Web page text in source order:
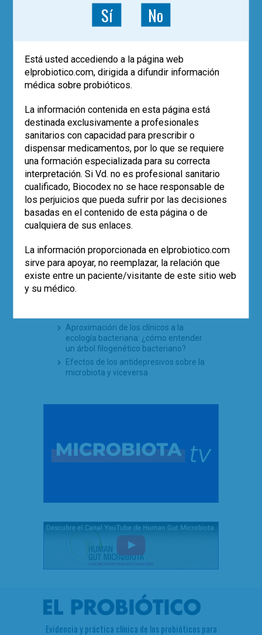
POST RECIENTES
papel deSaccharomyces boulardii
CNCM I-745 en la erradicación deH.
pylori
adversidad
El uso de probióticos aumenta, pero…
¿quién los recomienda?
Empleo de la cepaSaccharomyces
CNCM I-745 en la prevención
de la diarrea asociada a antibióticos
en pediatría (estudio SABURA)
El largo camino iberolatinoamericano
de la microbiota en 2025
Brote de colitis ulcerosa y Clostridium
difficile
The American Gut Project
Aproximación de los clínicos a la
ecología bacteriana: ¿cómo entender
un árbol filogenético bacteriano?
Efectos de los antidepresivos sobre la
microbiota y viceversa
Evidencia y práctica clínica de los probióticos para
Sí No
Está usted accediendo a la página web
elprobiotico.com, dirigida a difundir información
médica sobre probióticos.
La información contenida en esta página está
destinada exclusivamente a profesionales
sanitarios con capacidad para prescribir o
dispensar medicamentos, por lo que se requiere
una formación especializada para su correcta
interpretación. Si Vd. no es profesional sanitario
cualificado, Biocodex no se hace responsable de
los perjuicios que pueda sufrir por las decisiones
basadas en el contenido de esta página o de
cualquiera de sus enlaces.
La información proporcionada en elprobiotico.com
sirve para apoyar, no reemplazar, la relación que
existe entre un paciente/visitante de este sitio web
y su médico.